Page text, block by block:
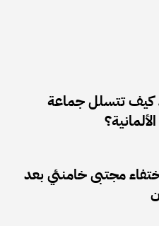
كيف تتسلل جماعة
مجتبى خامنئي بعد